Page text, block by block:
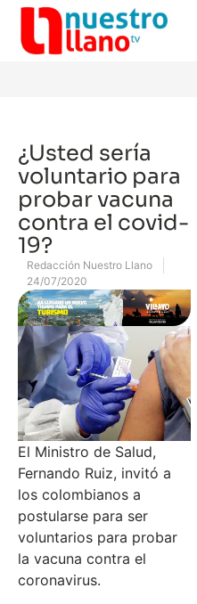
¿Usted sería
voluntario para
probar vacuna
contra el covid-
19?
Redacción Nuestro Llano
24/07/2020
El Ministro de Salud,
Fernando Ruiz, invitó a
los colombianos a
postularse para ser
voluntarios para probar
la vacuna contra el
coronavirus.